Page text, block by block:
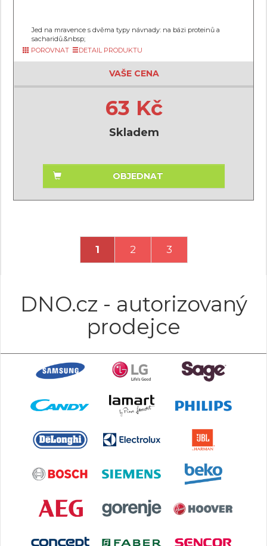
Jed na mravence s dvěma typy návnady: na bázi proteinů a
sacharidů.&nbsp;
POROVNAT
DETAIL PRODUKTU
VAŠE CENA
63 Kč
Skladem
OBJEDNAT
1 2 3
DNO.cz - autorizovaný
prodejce